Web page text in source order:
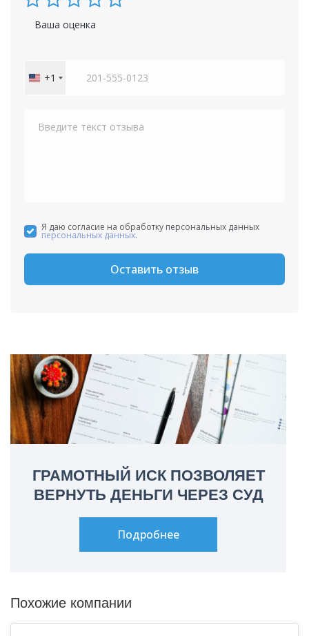
Ваша оценка
United
+1
Я даю согласие на обработку персональных данных
персональных данных.
Оставить отзыв
ГРАМОТНЫЙ ИСК ПОЗВОЛЯЕТ
ВЕРНУТЬ ДЕНЬГИ ЧЕРЕЗ СУД
Подробнее
Похожие компании